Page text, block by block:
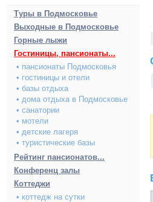
Туры в Подмосковье
Выходные в Подмосковье
Горные лыжи
Гостиницы, пансионаты...
• пансионаты Подмосковья
• гостиницы и отели
• базы отдыха
• дома отдыха в Подмосковье
• санатории
• мотели
• детские лагеря
• туристические базы
Рейтинг пансионатов...
Конференц залы
Коттеджи
• коттедж на сутки